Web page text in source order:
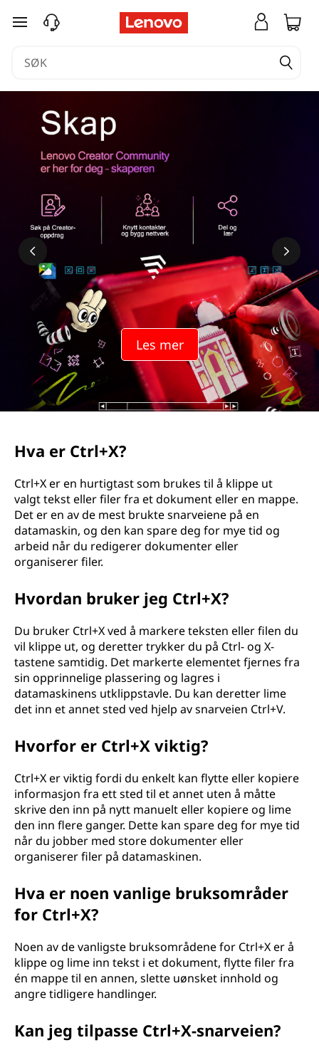
gå til hovedinnhold
Les mer
Hva er Ctrl+X?
Ctrl+X er en hurtigtast som brukes til å klippe ut
valgt tekst eller filer fra et dokument eller en mappe.
Det er en av de mest brukte snarveiene på en
datamaskin, og den kan spare deg for mye tid og
arbeid når du redigerer dokumenter eller
organiserer filer.
Hvordan bruker jeg Ctrl+X?
Du bruker Ctrl+X ved å markere teksten eller filen du
vil klippe ut, og deretter trykker du på Ctrl- og X-
tastene samtidig. Det markerte elementet fjernes fra
sin opprinnelige plassering og lagres i
datamaskinens utklippstavle. Du kan deretter lime
det inn et annet sted ved hjelp av snarveien Ctrl+V.
Hvorfor er Ctrl+X viktig?
Ctrl+X er viktig fordi du enkelt kan flytte eller kopiere
informasjon fra ett sted til et annet uten å måtte
skrive den inn på nytt manuelt eller kopiere og lime
den inn flere ganger. Dette kan spare deg for mye tid
når du jobber med store dokumenter eller
organiserer filer på datamaskinen.
Hva er noen vanlige bruksområder
for Ctrl+X?
Noen av de vanligste bruksområdene for Ctrl+X er å
klippe og lime inn tekst i et dokument, flytte filer fra
én mappe til en annen, slette uønsket innhold og
angre tidligere handlinger.
Kan jeg tilpasse Ctrl+X-snarveien?